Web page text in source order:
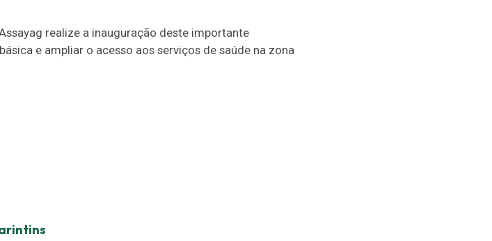
realize a inauguração deste importante
e ampliar o acesso aos serviços de saúde na zona